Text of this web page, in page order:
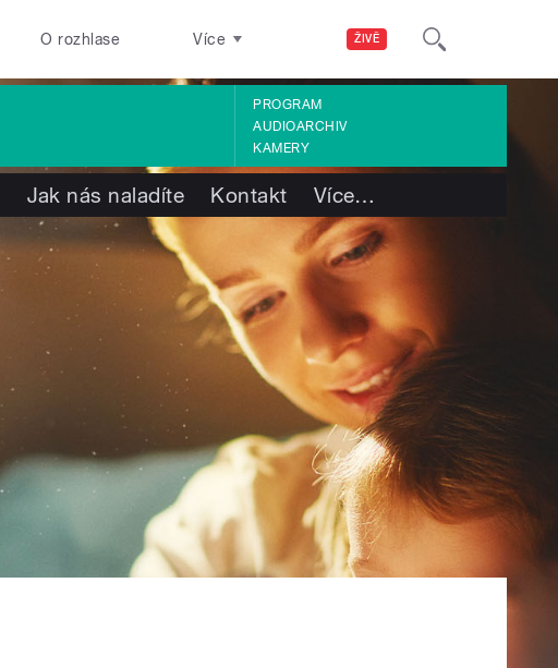
ŽIVĚ
O rozhlase Více
PROGRAM
AUDIOARCHIV
KAMERY
Jak nás naladíte Kontakt Více…